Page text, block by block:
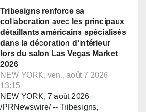
Tribesigns renforce sa
collaboration avec les principaux
détaillants américains spécialisés
dans la décoration d'intérieur
lors du salon Las Vegas Market
2026
NEW YORK, ven., août 7 2026
13:15
NEW YORK, 7 août 2026
/PRNewswire/ -- Tribesigns,